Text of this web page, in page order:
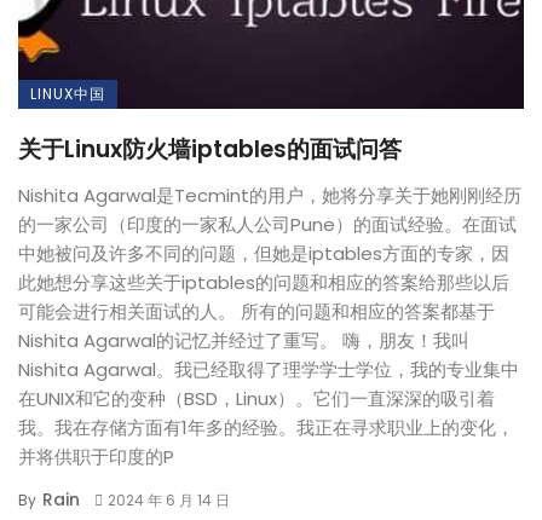
LINUX中国
关于Linux防火墙iptables的面试问答
Nishita Agarwal是Tecmint的用户，她将分享关于她刚刚经历
的一家公司（印度的一家私人公司Pune）的面试经验。在面试
中她被问及许多不同的问题，但她是iptables方面的专家，因
此她想分享这些关于iptables的问题和相应的答案给那些以后
可能会进行相关面试的人。 所有的问题和相应的答案都基于
Nishita Agarwal的记忆并经过了重写。 嗨，朋友！我叫
Nishita Agarwal。我已经取得了理学学士学位，我的专业集中
在UNIX和它的变种（BSD，Linux）。它们一直深深的吸引着
我。我在存储方面有1年多的经验。我正在寻求职业上的变化，
并将供职于印度的P
By Rain 2024 年 6 月 14 日